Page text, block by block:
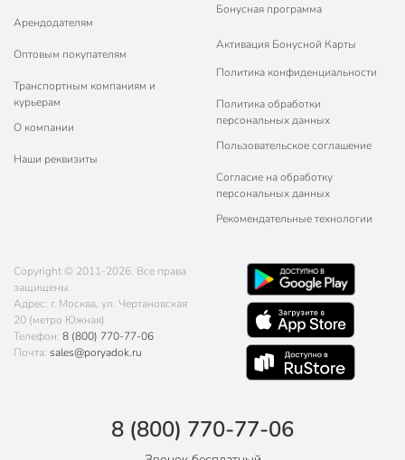
Арендодателям
Оптовым покупателям
Транспортным компаниям и
курьерам
О компании
Наши реквизиты
Бонусная программа
Активация Бонусной Карты
Политика конфиденциальности
Политика обработки
персональных данных
Пользовательское соглашение
Согласие на обработку
персональных данных
Рекомендательные технологии
Copyright © 2011-2026. Все права
защищены.
Адрес: г. Москва, ул. Чертановская
20 (метро Южная)
Телефон: 8 (800) 770-77-06
Почта: sales@poryadok.ru
8 (800) 770-77-06